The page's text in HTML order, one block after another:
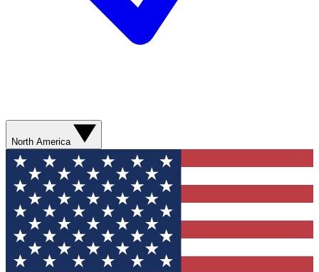
North America